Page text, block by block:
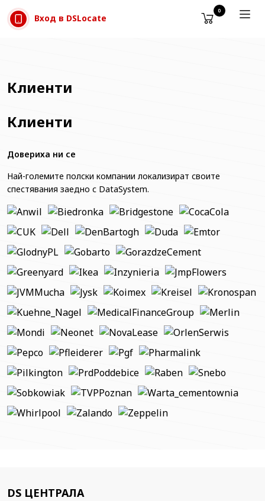
Прескачане към съдържанието
Вход в DSLocate
0
Клиенти
Клиенти
Довериха ни се
Най-големите полски компании локализират своите
спестявания заедно с DataSystem.
DS ЦЕНТРАЛА